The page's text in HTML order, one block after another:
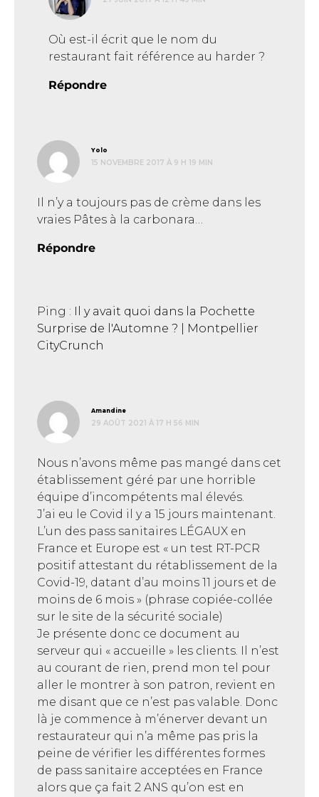
Où est-il écrit que le nom du
restaurant fait référence au harder ?
Répondre
Yolo
15 NOVEMBRE 2017 À 9 H 19 MIN
Il n’y a toujours pas de crème dans les
vraies Pâtes à la carbonara…
Répondre
Ping :
Il y avait quoi dans la Pochette
Surprise de l'Automne ? | Montpellier
CityCrunch
Amandine
29 AOÛT 2021 À 17 H 56 MIN
Nous n’avons même pas mangé dans cet
établissement géré par une horrible
équipe d’incompétents mal élevés.
J’ai eu le Covid il y a 15 jours maintenant.
L’un des pass sanitaires LÉGAUX en
France et Europe est « un test RT-PCR
positif attestant du rétablissement de la
Covid-19, datant d’au moins 11 jours et de
moins de 6 mois » (phrase copiée-collée
sur le site de la sécurité sociale)
Je présente donc ce document au
serveur qui « accueille » les clients. Il n’est
au courant de rien, prend mon tel pour
aller le montrer à son patron, revient en
me disant que ce n’est pas valable. Donc
là je commence à m’énerver devant un
restaurateur qui n’a même pas pris la
peine de vérifier les différentes formes
de pass sanitaire acceptées en France
alors que ça fait 2 ANS qu’on est en